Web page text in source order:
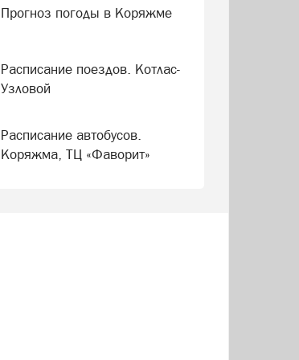
Прогноз погоды в Коряжме
Расписание поездов. Котлас-
Узловой
Расписание автобусов.
Коряжма, ТЦ «Фаворит»